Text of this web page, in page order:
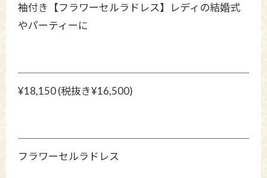
袖付き【フラワーセルラドレス】レディの結婚式
やパーティーに
¥18,150 (税抜き¥16,500)
フラワーセルラドレス